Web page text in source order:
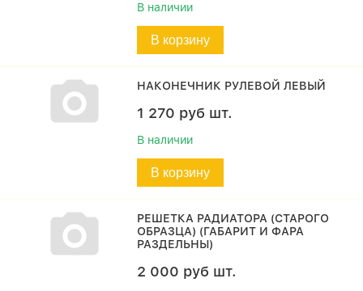
В наличии
В корзину
НАКОНЕЧНИК РУЛЕВОЙ ЛЕВЫЙ
1 270 руб шт.
В наличии
В корзину
РЕШЕТКА РАДИАТОРА (СТАРОГО
ОБРАЗЦА) (ГАБАРИТ И ФАРА
РАЗДЕЛЬНЫ)
2 000 руб шт.